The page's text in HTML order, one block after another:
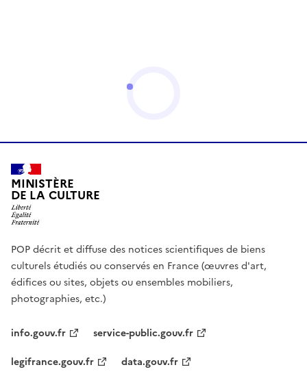
MINISTÈRE
DE LA CULTURE
POP décrit et diffuse des notices scientifiques de biens
culturels étudiés ou conservés en France (œuvres d'art,
édifices ou sites, objets ou ensembles mobiliers,
photographies, etc.)
info.gouv.fr
service-public.gouv.fr
legifrance.gouv.fr
data.gouv.fr